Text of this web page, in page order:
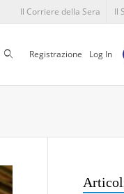
Il Corriere della Sera Il
CercaRegistrazione Log In